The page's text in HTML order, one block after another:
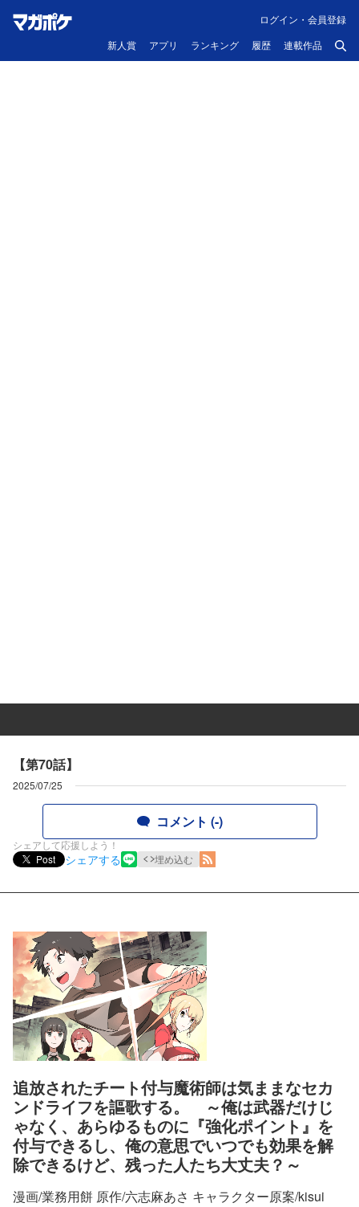
新人賞 アプリ ランキング 履歴 連載作品
ログイン・会員登録
【第70話】
2025/07/25
コメント (-)
シェアして応援しよう！
Post
シェアする 埋め込む
追放されたチート付与魔術師は気ままなセカ
ンドライフを謳歌する。 ～俺は武器だけじ
ゃなく、あらゆるものに『強化ポイント』を
付与できるし、俺の意思でいつでも効果を解
除できるけど、残った人たち大丈夫？～
漫画/業務用餅 原作/六志麻あさ キャラクター原案/kisui